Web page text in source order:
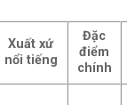
Xuất xứ
nổi tiếng
Đặc
điểm
chính